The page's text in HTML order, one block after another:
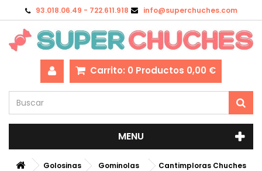
93.018.06.49 - 722.611.918 info@superchuches.com
Carrito: 0 Productos 0,00 €
MENU
Golosinas Gominolas Cantimploras Chuches